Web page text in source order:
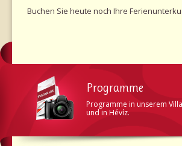
Buchen Sie heute noch Ihre
Programme
Programme in unserem
und in Hévíz.